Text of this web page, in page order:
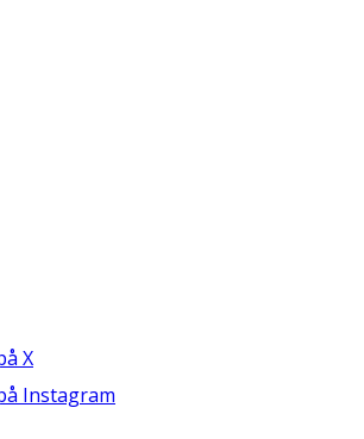
X
Instagram